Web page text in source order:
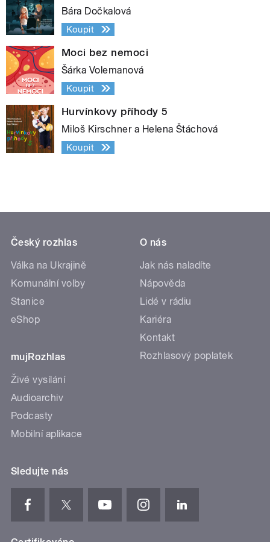
Bára Dočkalová
Koupit
Moci bez nemoci
Šárka Volemanová
Koupit
Hurvínkovy příhody 5
Miloš Kirschner a Helena Štáchová
Koupit
Český rozhlas
Válka na Ukrajině
Komunální volby
Stanice
eShop
mujRozhlas
Živé vysílání
Audioarchiv
Podcasty
Mobilní aplikace
O nás
Jak nás naladíte
Nápověda
Lidé v rádiu
Kariéra
Kontakt
Rozhlasový poplatek
Sledujte nás